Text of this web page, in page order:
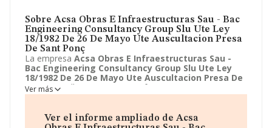
Sobre Acsa Obras E Infraestructuras Sau - Bac
Engineering Consultancy Group Slu Ute Ley
18/1982 De 26 De Mayo Ute Auscultacion Presa
De Sant Ponç
La empresa Acsa Obras E Infraestructuras Sau -
Bac Engineering Consultancy Group Slu Ute Ley
18/1982 De 26 De Mayo Ute Auscultacion Presa De
Sant Ponç
lleva ya 3 años en funcionamiento. La
empresaAcsa Obras E Infraestructuras Sau - Bac
18/1982 De 26 De Mayo Ute Auscultacion Presa De
Ver más
Ver el informe ampliado de Acsa